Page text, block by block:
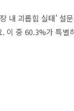
내 괴롭힘 실태’설
. 이 중 60.3%가 특별